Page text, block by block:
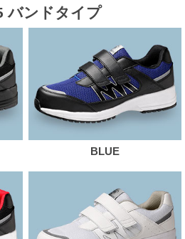
バンドタイプ
BLUE